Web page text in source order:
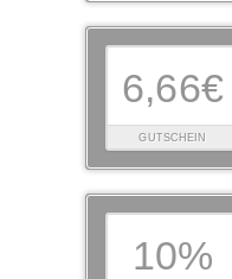
6,66€
GUTSCHEIN
10%